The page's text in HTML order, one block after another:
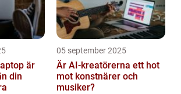
är
din
05 september 2025
Är AI-kreatörerna ett hot
mot konstnärer och
musiker?